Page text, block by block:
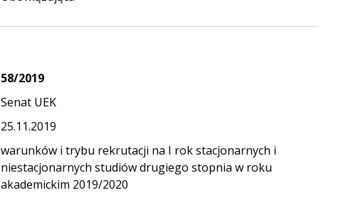
58/2019
Senat UEK
25.11.2019
warunków i trybu rekrutacji na I rok stacjonarnych i
niestacjonarnych studiów drugiego stopnia w roku
akademickim 2019/2020